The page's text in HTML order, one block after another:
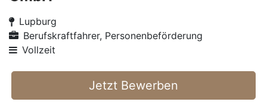
Lupburg
Berufskraftfahrer, Personenbeförderung
Vollzeit
Jetzt Bewerben